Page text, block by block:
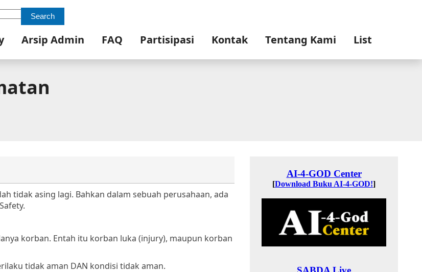
Search
Arsip Admin FAQ Partisipasi Kontak Tentang Kami List
tidak asing lagi. Bahkan dalam sebuah perusahaan, ada
korban. Entah itu korban luka (injury), maupun korban
tidak aman DAN kondisi tidak aman.